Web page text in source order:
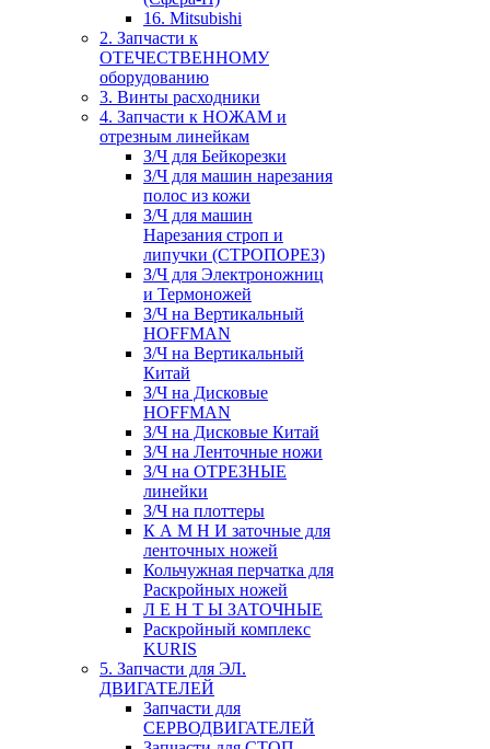
16. Mitsubishi
2. Запчасти к
ОТЕЧЕСТВЕННОМУ
оборудованию
3. Винты расходники
4. Запчасти к НОЖАМ и
отрезным линейкам
З/Ч для Бейкорезки
З/Ч для машин нарезания
полос из кожи
З/Ч для машин
Нарезания строп и
липучки (СТРОПОРЕЗ)
З/Ч для Электроножниц
и Термоножей
З/Ч на Вертикальный
HOFFMAN
З/Ч на Вертикальный
Китай
З/Ч на Дисковые
HOFFMAN
З/Ч на Дисковые Китай
З/Ч на Ленточные ножи
З/Ч на ОТРЕЗНЫЕ
линейки
З/Ч на плоттеры
К А М Н И заточные для
ленточных ножей
Кольчужная перчатка для
Раскройных ножей
Л Е Н Т Ы ЗАТОЧНЫЕ
Раскройный комплекс
KURIS
5. Запчасти для ЭЛ.
ДВИГАТЕЛЕЙ
Запчасти для
СЕРВОДВИГАТЕЛЕЙ